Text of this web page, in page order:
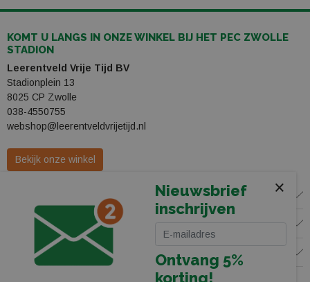
KOMT U LANGS IN ONZE WINKEL BIJ HET PEC ZWOLLE
STADION
Leerentveld Vrije Tijd BV
Stadionplein 13
8025 CP Zwolle
038-4550755
webshop@leerentveldvrijetijd.nl
Bekijk onze winkel
WINKEL
KLANTENSERVICE
VOLG ONS
×
Nieuwsbrief
inschrijven
Ontvang 5%
korting!